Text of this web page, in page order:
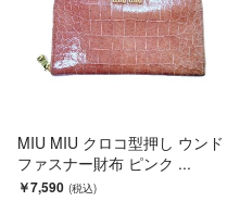
MIU MIU クロコ型押し ウンド
ファスナー財布 ピンク ...
￥7,590